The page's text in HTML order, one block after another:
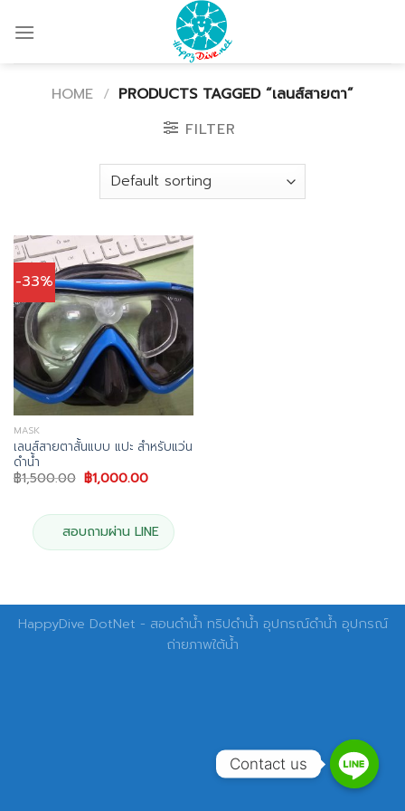
HOME / PRODUCTS TAGGED “เลนส์สายตา”
FILTER
-33%
MASK
เลนส์สายตาสั้นแบบ แปะ สำหรับแว่น
ดำน้ำ
฿1,500.00 Original
price
฿1,500.00.
฿1,000.00Current
฿1,000.00.
สอบถามผ่าน LINE
HappyDive DotNet - สอนดำน้ำ ทริปดำน้ำ อุปกรณ์ดำน้ำ อุปกรณ์
ถ่ายภาพใต้น้ำ
Contact us